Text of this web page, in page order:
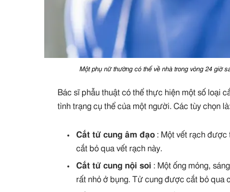
Một phụ nữ thường có thể về nhà trong vòng 24 giờ
Bác sĩ phẫu thuật có thể thực hiện một số loại
tình trạng cụ thể của một người. Các tùy chọn
Cắt tử cung âm đạo : Một vết rạch được
cắt bỏ qua vết rạch này.
Cắt tử cung nội soi : Một ống mỏng,
rất nhỏ ở bụng. Tử cung được cắt bỏ qua